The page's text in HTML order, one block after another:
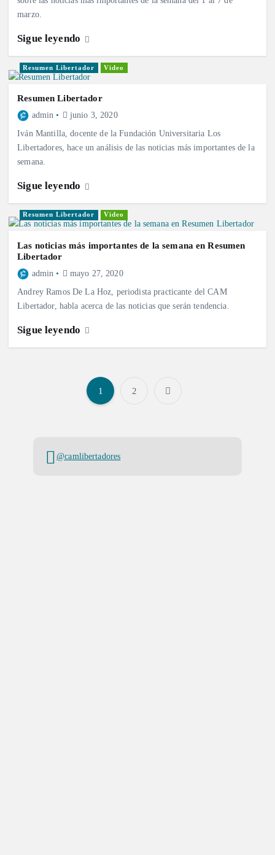
marzo.
Sigue leyendo
Resumen Libertador Video
Resumen Libertador
admin junio 3, 2020
Iván Mantilla, docente de la Fundación Universitaria Los
Libertadores, hace un análisis de las noticias más importantes de la
semana.
Sigue leyendo
Resumen Libertador Video
Las noticias más importantes de la semana en Resumen
Libertador
admin mayo 27, 2020
Andrey Ramos De La Hoz, periodista practicante del CAM
Libertador, habla acerca de las noticias que serán tendencia.
Sigue leyendo
1 2
@camlibertadores